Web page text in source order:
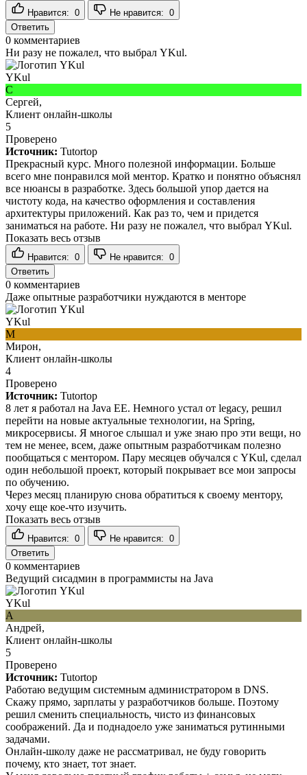
Нравится: 0 Не нравится: 0
Ответить
0 комментариев
Ни разу не пожалел, что выбрал YKul.
YKul
С
Сергей,
Клиент онлайн-школы
5
Проверено
Источник: Tutortop
Прекрасный курс. Много полезной информации. Больше
всего мне понравился мой ментор. Кратко и понятно объяснял
все нюансы в разработке. Здесь большой упор дается на
чистоту кода, на качество оформления и составления
архитектуры приложений. Как раз то, чем и придется
заниматься на работе. Ни разу не пожалел, что выбрал YKul.
Показать весь отзыв
Нравится: 0 Не нравится: 0
Ответить
0 комментариев
Даже опытные разработчики нуждаются в менторе
YKul
М
Мирон,
Клиент онлайн-школы
4
Проверено
Источник: Tutortop
8 лет я работал на Java EE. Немного устал от legacy, решил
перейти на новые актуальные технологии, на Spring,
микросервисы. Я многое слышал и уже знаю про эти вещи, но
тем не менее, всем, даже опытным разработчикам полезно
пообщаться с ментором. Пару месяцев обучался с YKul, сделал
один небольшой проект, который покрывает все мои запросы
по обучению.
Через месяц планирую снова обратиться к своему ментору,
хочу еще кое-что изучить.
Показать весь отзыв
Нравится: 0 Не нравится: 0
Ответить
0 комментариев
Ведущий сисадмин в программисты на Java
YKul
А
Андрей,
Клиент онлайн-школы
5
Проверено
Источник: Tutortop
Работаю ведущим системным администратором в DNS.
Скажу прямо, зарплаты у разработчиков больше. Поэтому
решил сменить специальность, чисто из финансовых
соображений. Да и поднадоело уже заниматься рутинными
задачами.
Онлайн-школу даже не рассматривал, не буду говорить
почему, кто знает, тот знает.